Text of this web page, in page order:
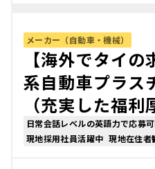
メーカー（自動車・機械）
【海外でタイ
系自動車プラス
（充実した福利
日常会話レベルの英語力で応募
現地採用社員活躍中 現地在住者